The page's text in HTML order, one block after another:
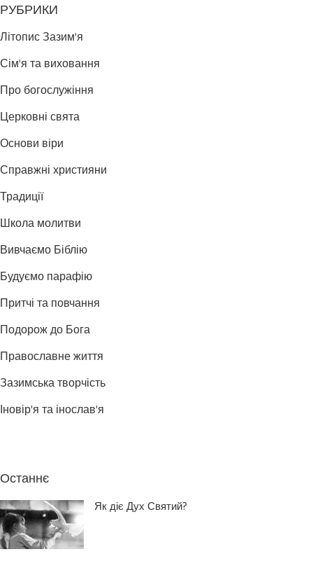
РУБРИКИ
Літопис Зазим'я
Сім'я та виховання
Про богослужіння
Церковні свята
Основи віри
Справжні християни
Традиції
Школа молитви
Вивчаємо Біблію
Будуємо парафію
Притчі та повчання
Подорож до Бога
Православне життя
Зазимська творчість
Іновір'я та інослав'я
Останнє
Як діє Дух Святий?